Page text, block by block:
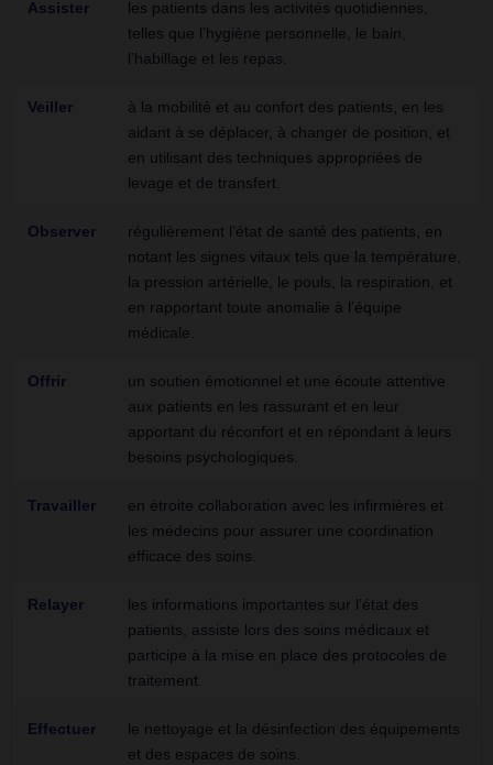
Assister
les patients dans les activités quotidiennes,
telles que l’hygiène personnelle, le bain,
l’habillage et les repas.
Veiller
à la mobilité et au confort des patients, en les
aidant à se déplacer, à changer de position, et
en utilisant des techniques appropriées de
levage et de transfert.
Observer
régulièrement l’état de santé des patients, en
notant les signes vitaux tels que la température,
la pression artérielle, le pouls, la respiration, et
en rapportant toute anomalie à l’équipe
médicale.
Offrir
un soutien émotionnel et une écoute attentive
aux patients en les rassurant et en leur
apportant du réconfort et en répondant à leurs
besoins psychologiques.
Travailler
en étroite collaboration avec les infirmières et
les médecins pour assurer une coordination
efficace des soins.
Relayer
les informations importantes sur l’état des
patients, assiste lors des soins médicaux et
participe à la mise en place des protocoles de
traitement.
Effectuer
le nettoyage et la désinfection des équipements
et des espaces de soins.